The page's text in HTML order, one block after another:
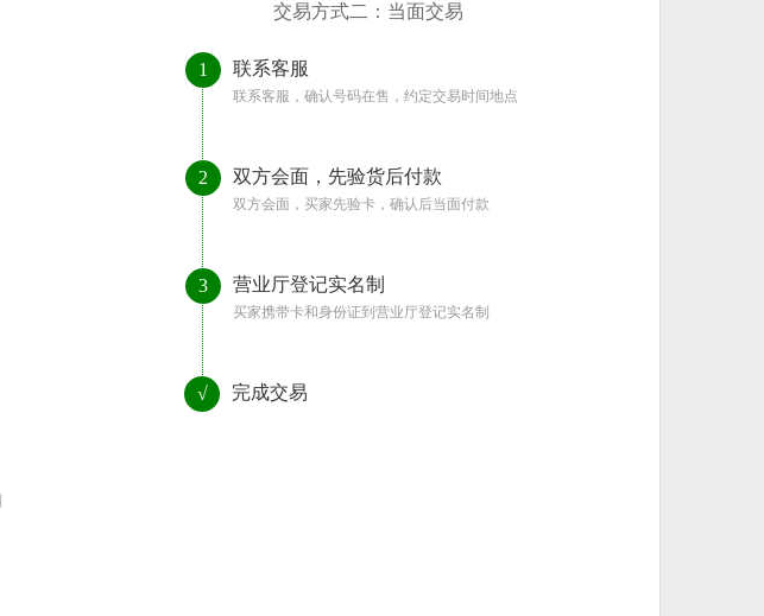
交易方式二：当面交易
1 联系客服
联系客服，确认号码在售，约定交易时间地点
2 双方会面，先验货后付款
双方会面，买家先验卡，确认后当面付款
3 营业厅登记实名制
买家携带卡和身份证到营业厅登记实名制
√ 完成交易